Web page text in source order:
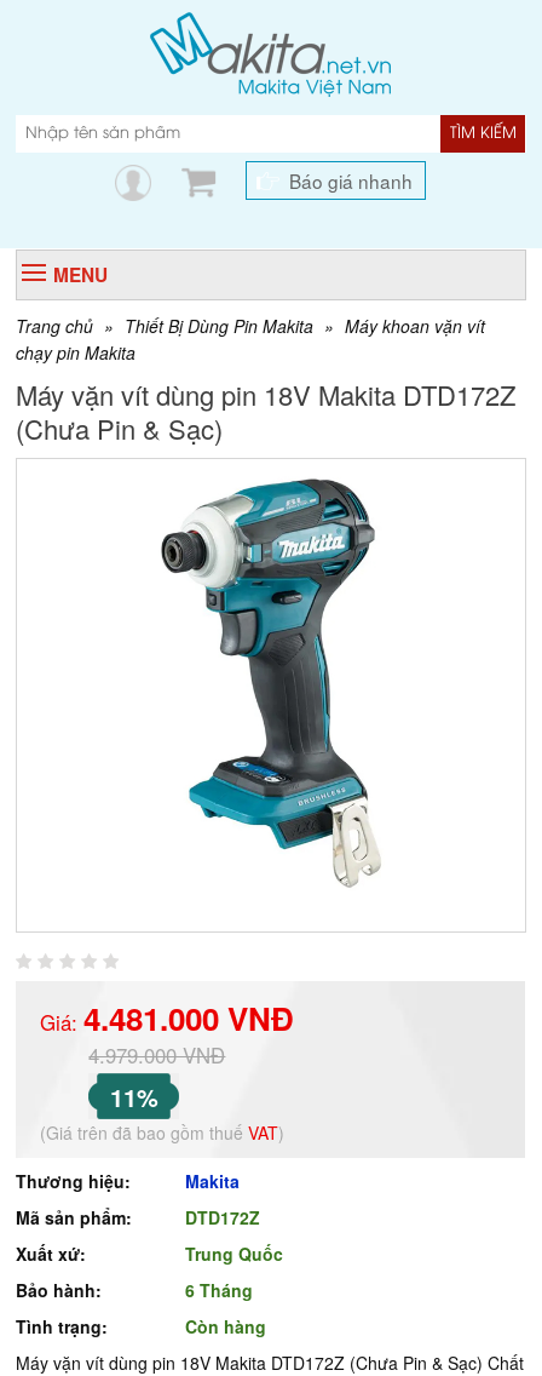
TÌM KIẾM
Báo giá nhanh
MENU
Trang chủ » Thiết Bị Dùng Pin Makita » Máy khoan vặn vít
chạy pin Makita
Máy vặn vít dùng pin 18V Makita DTD172Z
(Chưa Pin & Sạc)
Giá:4.481.000 VNĐ
4.979.000 VNĐ
11%
(Giá trên đã bao gồm thuếVAT)
Thương hiệu:
Makita
Mã sản phẩm:
DTD172Z
Xuất xứ:
Trung Quốc
Bảo hành:
6 Tháng
Tình trạng:
Còn hàng
Máy vặn vít dùng pin 18V Makita DTD172Z (Chưa Pin & Sạc) Chất